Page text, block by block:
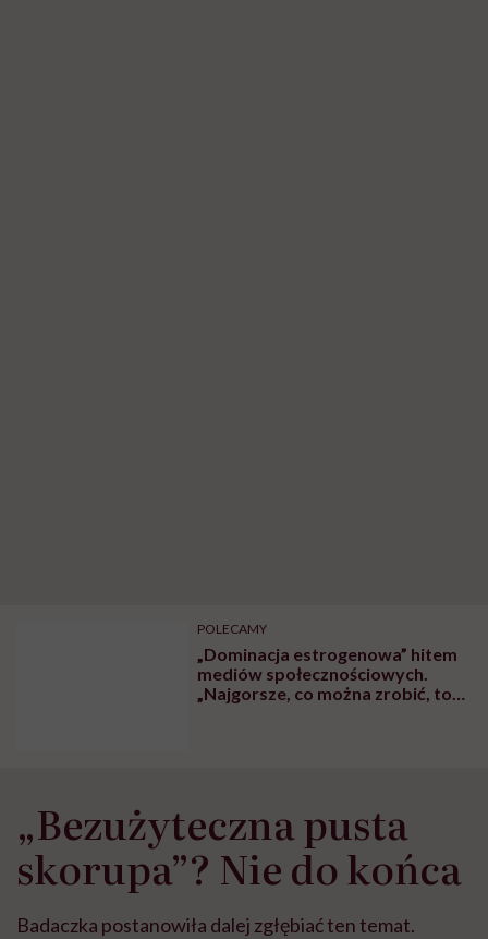
POLECAMY
„Dominacja estrogenowa” hitem
mediów społecznościowych.
„Najgorsze, co można zrobić, to
„Bezużyteczna pusta
skorupa”? Nie do końca
Badaczka postanowiła dalej zgłębiać ten temat.